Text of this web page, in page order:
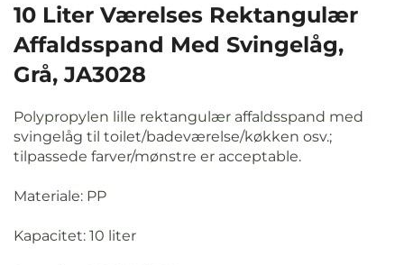
10 Liter Værelses Rektangulær
Affaldsspand Med Svingelåg,
Grå, JA3028
Polypropylen lille rektangulær affaldsspand med
svingelåg til toilet/badeværelse/køkken osv.;
tilpassede farver/mønstre er acceptable.
Materiale: PP
Kapacitet: 10 liter